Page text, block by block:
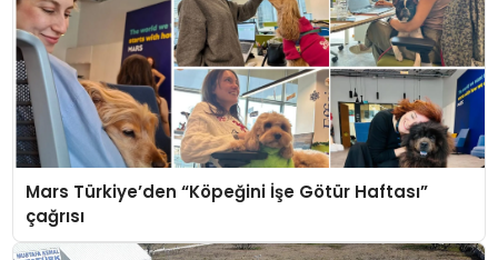
Mars Türkiye’den “Köpeğini İşe Götür Haftası”
çağrısı